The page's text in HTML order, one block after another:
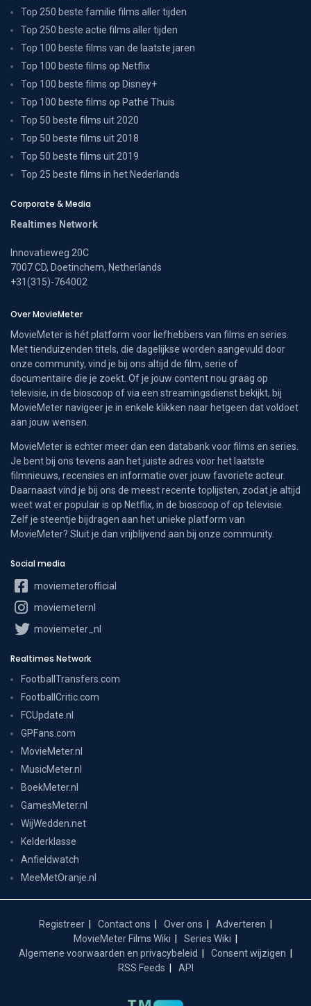
Top 250 beste familie films aller tijden
Top 250 beste actie films aller tijden
Top 100 beste films van de laatste jaren
Top 100 beste films op Netflix
Top 100 beste films op Disney+
Top 100 beste films op Pathé Thuis
Top 50 beste films uit 2020
Top 50 beste films uit 2018
Top 50 beste films uit 2019
Top 25 beste films in het Nederlands
Corporate & Media
Realtimes Network
Innovatieweg 20C
7007 CD, Doetinchem, Netherlands
+31(315)-764002
Over MovieMeter
MovieMeter is hét platform voor liefhebbers van films en series.
Met tienduizenden titels, die dagelijkse worden aangevuld door
onze community, vind je bij ons altijd de film, serie of
documentaire die je zoekt. Of je jouw content nou graag op
televisie, in de bioscoop of via een streamingsdienst bekijkt, bij
MovieMeter navigeer je in enkele klikken naar hetgeen dat voldoet
aan jouw wensen.
MovieMeter is echter meer dan een databank voor films en series.
Je bent bij ons tevens aan het juiste adres voor het laatste
filmnieuws, recensies en informatie over jouw favoriete acteur.
Daarnaast vind je bij ons de meest recente toplijsten, zodat je altijd
weet wat er populair is op Netflix, in de bioscoop of op televisie.
Zelf je steentje bijdragen aan het unieke platform van
MovieMeter? Sluit je dan vrijblijvend aan bij onze community.
Social media
moviemeterofficial
moviemeternl
moviemeter_nl
Realtimes Network
FootballTransfers.com
FootballCritic.com
FCUpdate.nl
GPFans.com
MovieMeter.nl
MusicMeter.nl
BoekMeter.nl
GamesMeter.nl
WijWedden.net
Kelderklasse
Anfieldwatch
MeeMetOranje.nl
Registreer Contact ons Over ons
Adverteren
MovieMeter Films Wiki
Series Wiki
Algemene voorwaarden en privacybeleid
Consent wijzigen
RSS Feeds
API